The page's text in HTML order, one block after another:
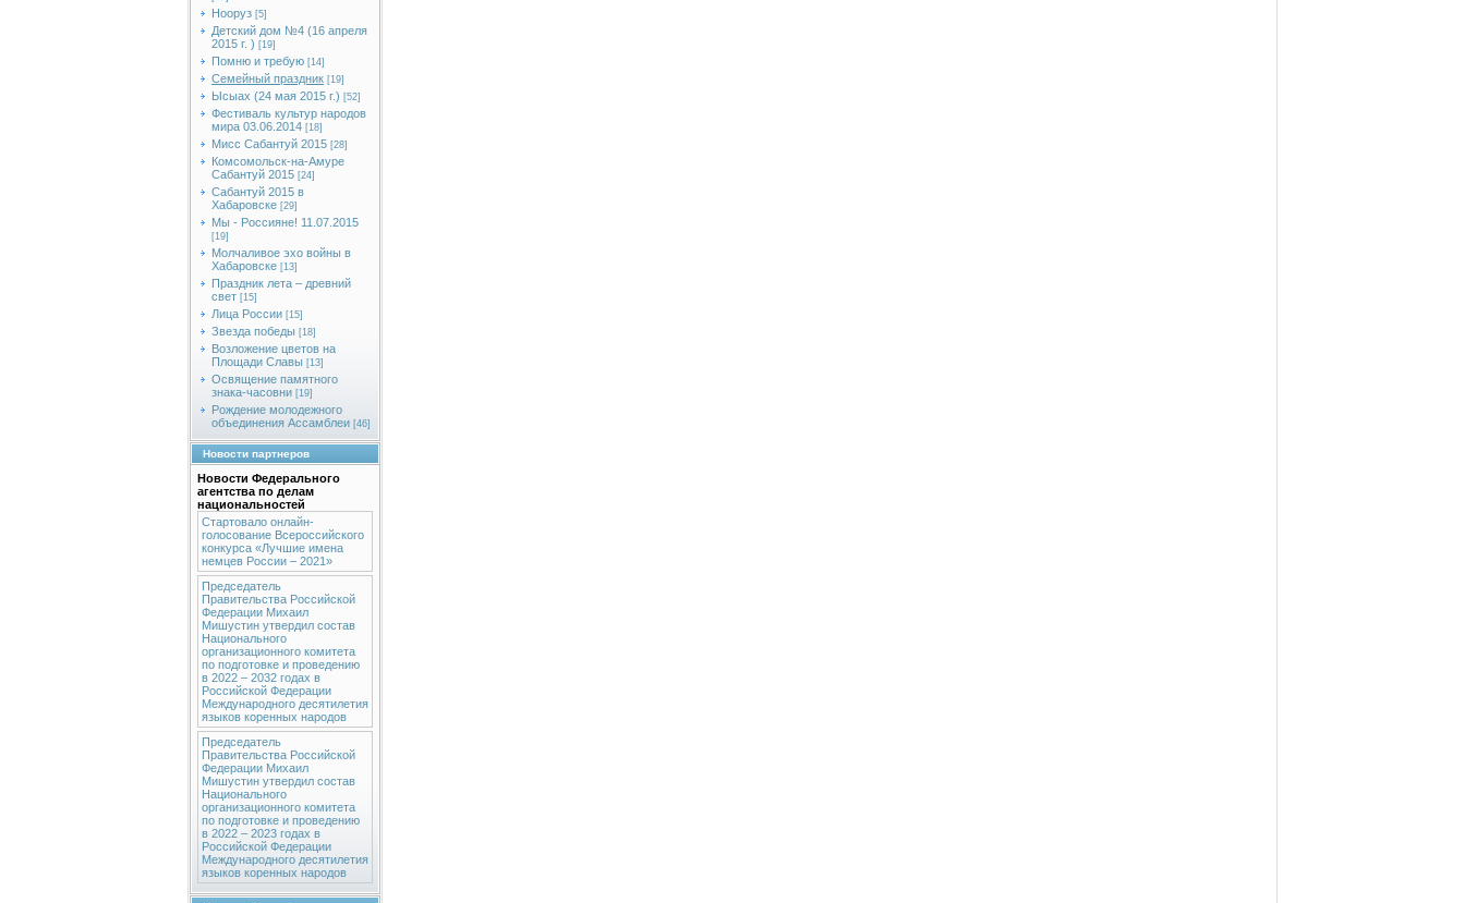
Нооруз [5]
Детский дом №4 (16 апреля
2015 г. ) [19]
Помню и требую [14]
Семейный праздник [19]
Ысыах (24 мая 2015 г.) [52]
Фестиваль культур народов
мира 03.06.2014 [18]
Мисс Сабантуй 2015 [28]
Комсомольск-на-Амуре
Сабантуй 2015 [24]
Сабантуй 2015 в
Хабаровске [29]
Мы - Россияне! 11.07.2015
[19]
Молчаливое эхо войны в
Хабаровске [13]
Праздник лета – древний
свет [15]
Лица России [15]
Звезда победы [18]
Возложение цветов на
Площади Славы [13]
Освящение памятного
знака-часовни [19]
Рождение молодежного
объединения Ассамблеи [46]
Новости партнеров
Новости Федерального
агентства по делам
национальностей
Стартовало онлайн-
голосование Всероссийского
конкурса «Лучшие имена
немцев России – 2021»
Председатель
Правительства Российской
Федерации Михаил
Мишустин утвердил состав
Национального
организационного комитета
по подготовке и проведению
в 2022 – 2032 годах в
Российской Федерации
Международного десятилетия
языков коренных народов
Председатель
Правительства Российской
Федерации Михаил
Мишустин утвердил состав
Национального
организационного комитета
по подготовке и проведению
в 2022 – 2023 годах в
Российской Федерации
Международного десятилетия
языков коренных народов